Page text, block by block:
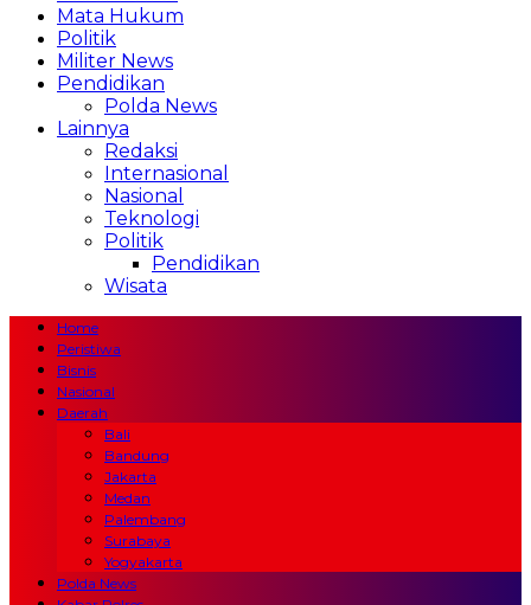
Mata Hukum
Politik
Militer News
Pendidikan
Polda News
Lainnya
Redaksi
Internasional
Nasional
Teknologi
Politik
Pendidikan
Wisata
Home
Peristiwa
Bisnis
Nasional
Daerah
Bali
Bandung
Jakarta
Medan
Palembang
Surabaya
Yogyakarta
Polda News